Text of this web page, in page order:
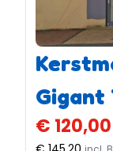
Gigant
€ 120,00